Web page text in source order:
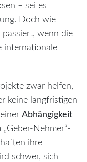
– sei es
Doch wie
passiert, wenn die
internationale
zwar helfen,
keine langfristigen
Abhängigkeit
Nehmer“-
ihre
schwer, sich